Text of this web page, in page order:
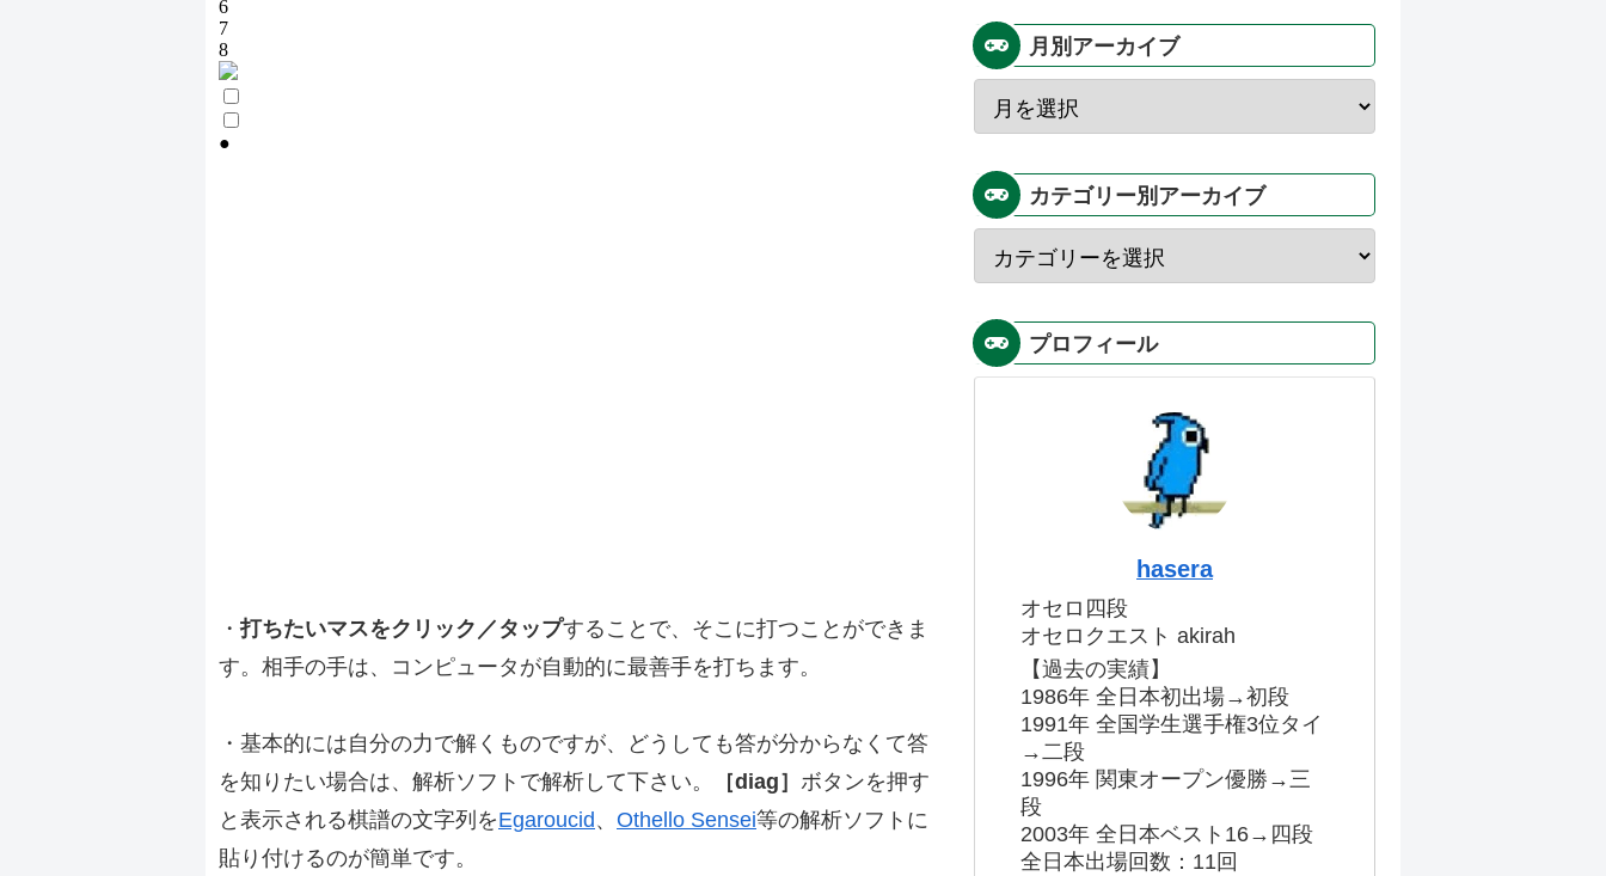
・打ちたいマスをクリック／タップすることで、そこに打つことができま
す。相手の手は、コンピュータが自動的に最善手を打ちます。
・基本的には自分の力で解くものですが、どうしても答が分からなくて答
を知りたい場合は、解析ソフトで解析して下さい。
［diag］ ボタンを押す
と表示される棋譜の文字列をEgaroucid、 Othello Sensei等の解析ソフトに
貼り付けるのが簡単です。
月別アーカイブ
カテゴリー別アーカイブ
プロフィール
hasera
オセロ四段
オセロクエスト akirah
【過去の実績】
1986年 全日本初出場→初段
1991年 全国学生選手権3位タイ
→二段
1996年 関東オープン優勝→三
段
2003年 全日本ベスト16→四段
全日本出場回数：11回